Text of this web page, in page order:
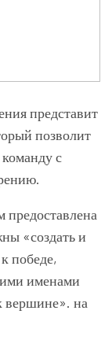
представит
позволит
с
«создать и
победе,
именами
вершине». на